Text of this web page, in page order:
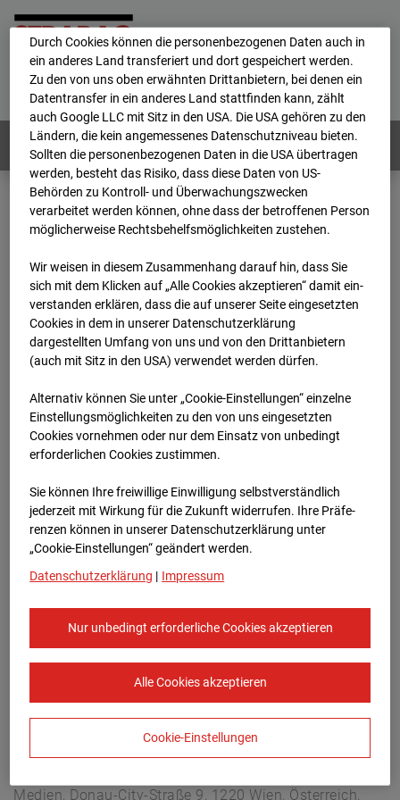
Home E-Mail Impressum
Login
Deutsch / English
Webcams: Alle Länder
Home
Niederlande
BC-153 - Strabag - BV-Amsterdam
Archiv
2026
04 23 13:00
BC-153 - Strabag - BV-
Amsterdam
Hettenheuvelweg 16, 1101 BN Amsterdam
Zur Übersicht
Europe/Amsterdam
Medien, Donau-City-Straße 9, 1220 Wien, Österreich,
Durch Cookies können die personenbezogenen Daten auch in
ein anderes Land transferiert und dort gespeichert werden.
Zu den von uns oben erwähnten Drittanbietern, bei denen ein
Datentransfer in ein anderes Land stattfinden kann, zählt
auch Google LLC mit Sitz in den USA. Die USA gehören zu den
Ländern, die kein angemessenes Datenschutzniveau bieten.
Sollten die personenbezogenen Daten in die USA übertragen
werden, besteht das Risiko, dass diese Daten von US-
Behörden zu Kontroll- und Überwachungszwecken
verarbeitet werden können, ohne dass der betroffenen Person
möglicherweise Rechtsbehelfsmöglichkeiten zustehen.
Wir weisen in diesem Zusammenhang darauf hin, dass Sie
sich mit dem Klicken auf „Alle Cookies akzeptieren“ damit ein­
ver­standen erklären, dass die auf unserer Seite eingesetzten
Cookies in dem in unserer Datenschutzerklärung
dargestellten Umfang von uns und von den Drittanbietern
(auch mit Sitz in den USA) verwendet werden dürfen.
Alternativ können Sie unter „Cookie-Einstellungen“ einzelne
Einstellungsmöglichkeiten zu den von uns eingesetzten
Cookies vornehmen oder nur dem Einsatz von unbedingt
erforderlichen Cookies zustimmen.
Sie können Ihre freiwillige Einwilligung selbstverständlich
jederzeit mit Wirkung für die Zukunft widerrufen. Ihre Prä­fe­
renzen können in unserer Datenschutzerklärung unter
„Cookie-Einstellungen“ geändert werden.
Datenschutzerklärung | Impressum
Nur unbedingt erforderliche Cookies akzeptieren
Alle Cookies akzeptieren
Cookie-Einstellungen